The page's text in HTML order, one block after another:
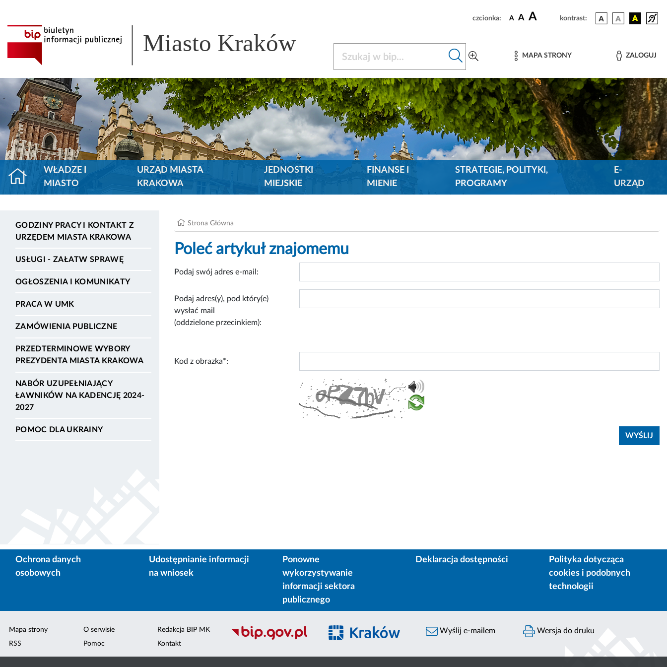
czcionka: A A A kontrast:
Miasto Kraków MAPA STRONY ZALOGUJ
WŁADZE I
MIASTO
URZĄD MIASTA
KRAKOWA
JEDNOSTKI
MIEJSKIE
FINANSE I
MIENIE
STRATEGIE, POLITYKI,
PROGRAMY
E-
URZĄD
GODZINY PRACY I KONTAKT Z
URZĘDEM MIASTA KRAKOWA
USŁUGI - ZAŁATW SPRAWĘ
OGŁOSZENIA I KOMUNIKATY
PRACA W UMK
ZAMÓWIENIA PUBLICZNE
PRZEDTERMINOWE WYBORY
PREZYDENTA MIASTA KRAKOWA
NABÓR UZUPEŁNIAJĄCY
ŁAWNIKÓW NA KADENCJĘ 2024-
2027
POMOC DLA UKRAINY
Strona Główna
Poleć artykuł znajomemu
Podaj swój adres e-mail:
Podaj adres(y), pod który(e)
wysłać mail
(oddzielone przecinkiem):
Kod z obrazka*:
Ochrona danych
osobowych
Udostępnianie informacji
na wniosek
Ponowne
wykorzystywanie
informacji sektora
publicznego
Deklaracja dostępności
Polityka dotycząca
cookies i podobnych
technologii
Mapa strony
RSS
O serwisie
Pomoc
Redakcja BIP MK
Kontakt
Wyślij e-mailem Wersja do druku